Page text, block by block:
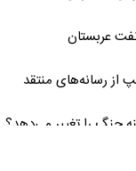
عربستان
رسانه‌های منتقد
جنگ را تغییر می‌دهد؟